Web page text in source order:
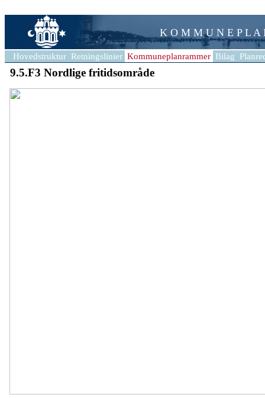
K O M M U N E P L A
Hovedstruktur Retningslinier Kommuneplanrammer Bilag
9.5.F3 Nordlige fritidsområde